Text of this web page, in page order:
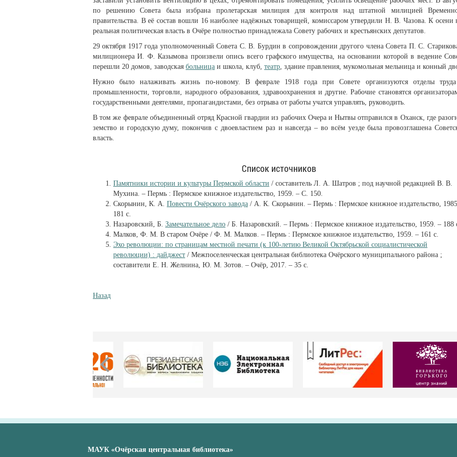
по решению Совета была избрана пролетарская милиция для контроля над штатной милицией
правительства. В её состав вошли 16 наиболее надёжных товарищей, комиссаром утвердили Н. В. Чазова. К осени
реальная политическая власть в Очёре полностью принадлежала Совету рабочих и крестьянских депутатов.
29 октября 1917 года уполномоченный Совета С. В. Бурдин в сопровождении другого члена Совета П. С.
милиционера И. Ф. Казымова произвели опись всего графского имущества, на основании которой в ведение
перешли 20 домов, заводская больница и школа, клуб, театр, здание правления, мукомольная мельница и конный
Нужно было налаживать жизнь по-новому. В феврале 1918 года при Совете организуются отделы
промышленности, торговли, народного образования, здравоохранения и другие. Рабочие становятся
государственными деятелями, пропагандистами, без отрыва от работы учатся управлять, руководить.
В том же феврале объединенный отряд Красной гвардии из рабочих Очера и Нытвы отправился в Оханск, где
земство и городскую думу, покончив с двоевластием раз и навсегда – во всём уезде была провозглашена
власть.
Список источников
Памятники истории и культуры Пермской области / составитель Л. А. Шатров ; под научной редакцией В. В.
Мухина. – Пермь : Пермское книжное издательство, 1959. – С. 150.
Скорынин, К. А. Повести Очёрского завода / А. К. Скорынин. – Пермь : Пермское книжное издательство,
181 с.
Назаровский, Б. Замечательное дело / Б. Назаровский. – Пермь : Пермское книжное издательство, 1959. – 188
Малков, Ф. М. В старом Очёре / Ф. М. Малков. – Пермь : Пермское книжное издательство, 1959. – 161 с.
Эхо революции: по страницам местной печати (к 100-летию Великой Октябрьской социалистической
революции) : дайджест / Межпоселенческая центральная библиотека Очёрского муниципального района ;
составители Е. Н. Желнина, Ю. М. Зотов. – Очёр, 2017. – 35 с.
Назад
МАУК «Очёрская центральная библиотека»